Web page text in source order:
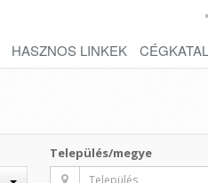
HASZNOS LINKEK
Település/megye